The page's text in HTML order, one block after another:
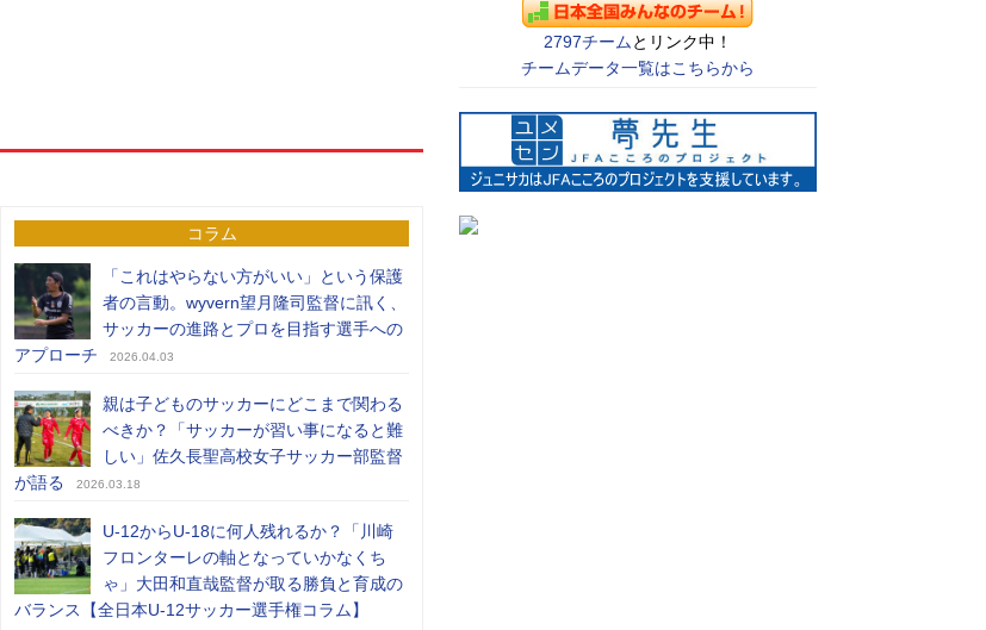
コラム
「これはやらない方がいい」という保護
者の言動。wyvern望月隆司監督に訊く、
サッカーの進路とプロを目指す選手への
アプローチ
2026.04.03
親は子どものサッカーにどこまで関わる
べきか？「サッカーが習い事になると難
しい」佐久長聖高校女子サッカー部監督
が語る
2026.03.18
U-12からU-18に何人残れるか？「川崎
フロンターレの軸となっていかなくち
ゃ」大田和直哉監督が取る勝負と育成の
バランス【全日本U-12サッカー選手権コラム】
2797チーム とリンク中！
チームデータ一覧はこちらから